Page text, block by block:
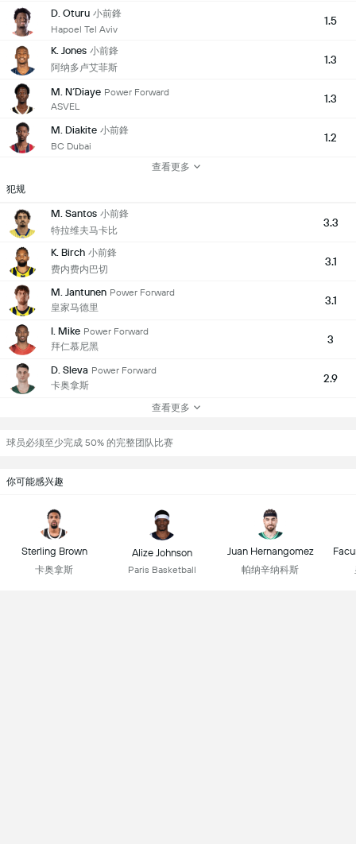
D. Oturu 小前鋒
Hapoel Tel Aviv
1.5
K. Jones 小前鋒
阿纳多卢艾菲斯
1.3
M. N´Diaye Power Forward
ASVEL
1.3
M. Diakite 小前鋒
BC Dubai
1.2
查看更多
犯规
M. Santos 小前鋒
特拉维夫马卡比
3.3
K. Birch 小前鋒
费内费内巴切
3.1
M. Jantunen Power Forward
皇家马德里
3.1
I. Mike Power Forward
拜仁慕尼黑
3
D. Sleva Power Forward
卡奥拿斯
2.9
查看更多
球员必须至少完成 50% 的完整团队比赛
你可能感兴趣
Sterling Brown
卡奥拿斯
Alize Johnson
Paris Basketball
Juan Hernangomez
帕纳辛纳科斯